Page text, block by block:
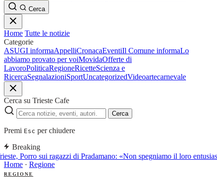
Cerca
Home Tutte le notizie
Categorie
ASUGI informaAppelliCronacaEventiIl Comune informaLo
abbiamo provato per voiMovidaOfferte di
LavoroPoliticaRegioneRicetteScienza e
RicercaSegnalazioniSportUncategorizedVideoartecarnevale
Cerca su Trieste Cafe
Cerca
Premi Esc per chiudere
Breaking
Porro sui ragazzi di Pradamano: «Non spegniamo il loro
Home · Regione
REGIONE